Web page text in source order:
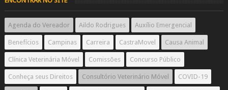
Agenda do Vereador Aildo Rodrigues Auxílio Emergencial
Benefícios Campinas Carreira CastraMovel Causa Animal
Clínica Veterinária Móvel Comissões Concurso Público
Conheça seus Direitos Consultório Veterinário Móvel COVID-19